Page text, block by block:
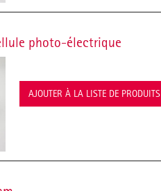
photo-électrique
AJOUTER À LA LISTE DE PRODUITS